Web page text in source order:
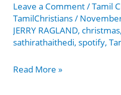
Leave a Comment/Tamil
TamilChristians/
JERRY RAGLAND, christmas,
sathirathaithedi, spotify,
Megangalae
Read More »